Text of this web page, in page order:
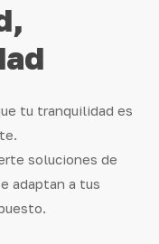
tu tranquilidad es
soluciones de
adaptan a tus